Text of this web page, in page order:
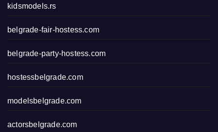
kidsmodels.rs
belgrade-fair-hostess.com
belgrade-party-hostess.com
hostessbelgrade.com
modelsbelgrade.com
actorsbelgrade.com